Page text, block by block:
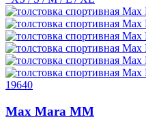
19640
Max Mara MM